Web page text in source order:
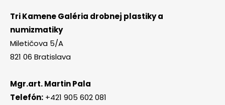
Tri Kamene Galéria drobnej plastiky a
numizmatiky
Miletičova 5/A
821 06 Bratislava
Mgr.art. Martin Pala
Telefón: +421 905 602 081